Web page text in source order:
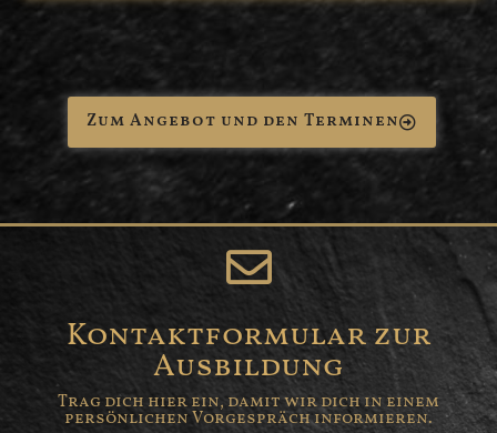
Zum Angebot und den Terminen
Kontaktformular zur
Ausbildung
Trag dich hier ein, damit wir dich in einem
persönlichen Vorgespräch informieren.